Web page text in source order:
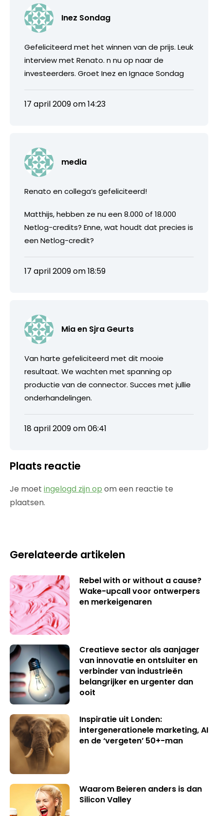
Inez Sondag
Gefeliciteerd met het winnen van de prijs. Leuk
interview met Renato. n nu op naar de
investeerders. Groet Inez en Ignace Sondag
17 april 2009 om 14:23
media
Renato en collega’s gefeliciteerd!
Matthijs, hebben ze nu een 8.000 of 18.000
Netlog-credits? Enne, wat houdt dat precies is
een Netlog-credit?
17 april 2009 om 18:59
Mia en Sjra Geurts
Van harte gefeliciteerd met dit mooie
resultaat. We wachten met spanning op
productie van de connector. Succes met jullie
onderhandelingen.
18 april 2009 om 06:41
Plaats reactie
Je moet ingelogd zijn op om een reactie te
plaatsen.
Gerelateerde artikelen
Rebel with or without a cause?
Wake-upcall voor ontwerpers
en merkeigenaren
Creatieve sector als aanjager
van innovatie en ontsluiter en
verbinder van industrieën
belangrijker en urgenter dan
ooit
Inspiratie uit Londen:
intergenerationele marketing, AI
en de ‘vergeten’ 50+-man
Waarom Beieren anders is dan
Silicon Valley